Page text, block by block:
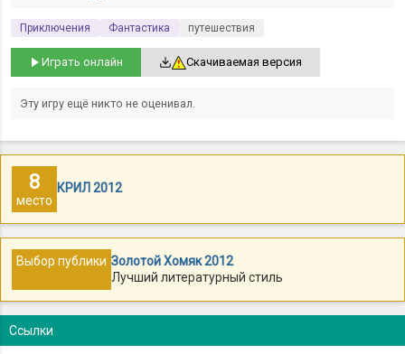
Приключения Фантастика путешествия
Играть онлайн Скачиваемая версия
Эту игру ещё никто не оценивал.
8
место
КРИЛ 2012
Выбор публики Золотой Хомяк 2012
Лучший литературный стиль
Ссылки